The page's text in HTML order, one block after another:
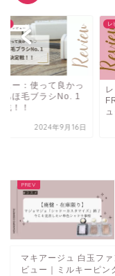
ュー：使って良かっ
ほ毛ブラシNo. 1
！！
2024年9月16日
レ
マキアージュ 白玉フ
ビュー｜ミルキーピ